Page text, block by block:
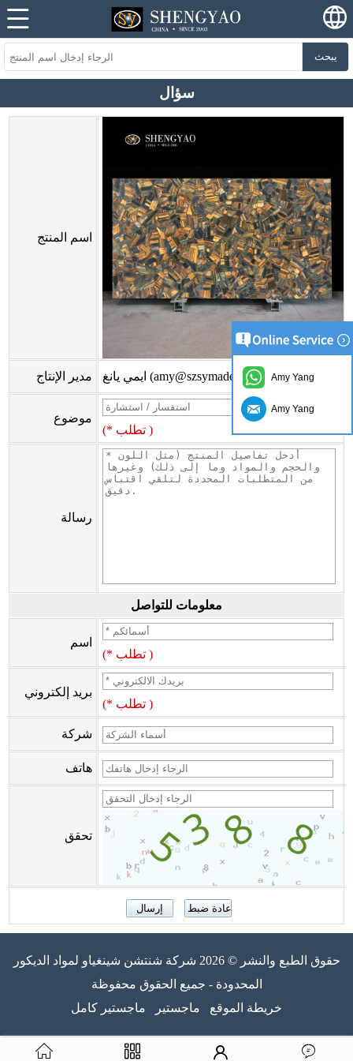
يبحث
سؤال
اسم المنتج
مدير الإنتاج ايمي يانغ (amy@szsymade.com)
موضوع
(* تطلب )
رسالة
معلومات للتواصل
اسم
(* تطلب )
بريد إلكتروني
(* تطلب )
شركة
هاتف
تحقق
حقوق الطبع والنشر © 2026 شركة شنتشن شينغياو لمواد الديكور
المحدودة - جميع الحقوق محفوظة
خريطة الموقع
ماجستير ماجستير كامل
Amy Yang
Amy Yang